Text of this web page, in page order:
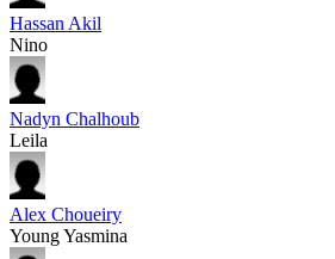
Hassan Akil
Nino
Nadyn Chalhoub
Leila
Alex Choueiry
Young Yasmina